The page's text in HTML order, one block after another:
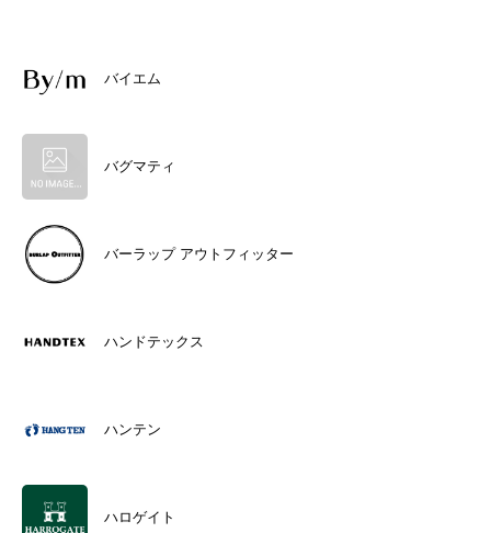
バイエム
バグマティ
バーラップ アウトフィッター
ハンドテックス
ハンテン
ハロゲイト